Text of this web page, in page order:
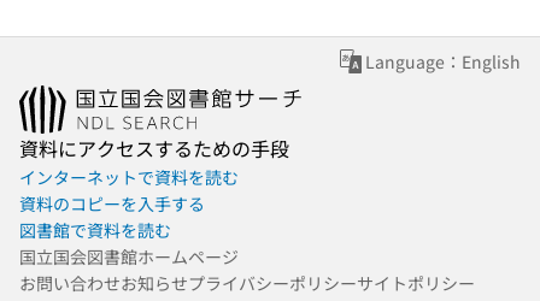
Language：English
資料にアクセスするための手段
インターネットで資料を読む
資料のコピーを入手する
図書館で資料を読む
国立国会図書館ホームページ
お問い合わせお知らせプライバシーポリシーサイトポリシー